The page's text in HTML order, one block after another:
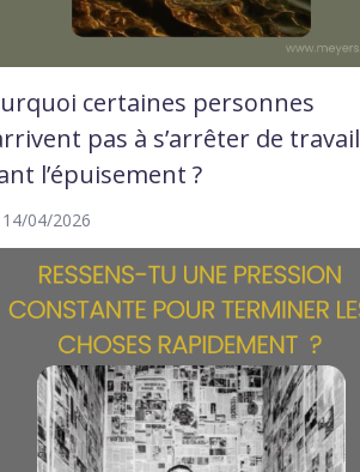
certaines personnes
pas à s’arrêter de
l’épuisement ?
14/04/2026